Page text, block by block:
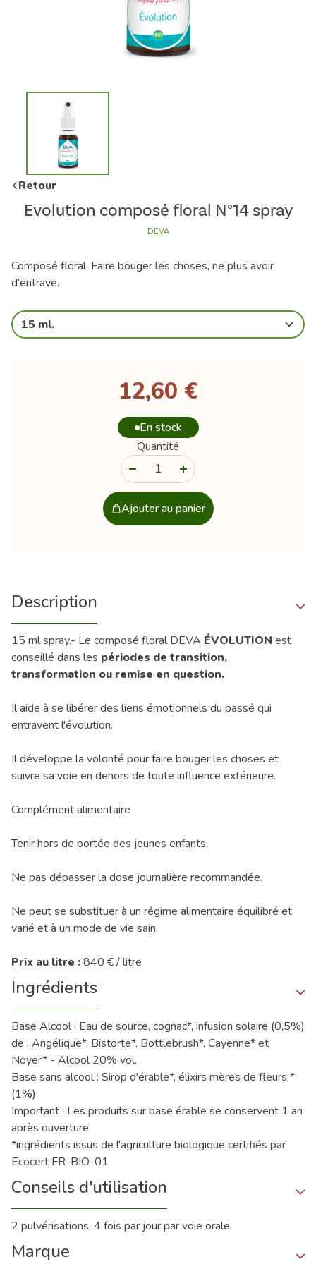
Retour
Evolution composé floral N°14 spray
DEVA
Composé floral. Faire bouger les choses, ne plus avoir
d'entrave.
15 ml.
12,60 €
En stock
Quantité
Ajouter au panier
Description
15 ml spray.- Le composé floral DEVA ÉVOLUTION est
conseillé dans les périodes de transition,
transformation ou remise en question.
Il aide à se libérer des liens émotionnels du passé qui
entravent l'évolution.
Il développe la volonté pour faire bouger les choses et
suivre sa voie en dehors de toute influence extérieure.
Complément alimentaire
Tenir hors de portée des jeunes enfants.
Ne pas dépasser la dose journalière recommandée.
Ne peut se substituer à un régime alimentaire équilibré et
varié et à un mode de vie sain.
Prix au litre :840 € / litre
Ingrédients
Base Alcool : Eau de source, cognac*, infusion solaire (0,5%)
de : Angélique*, Bistorte*, Bottlebrush*, Cayenne* et
Noyer* - Alcool 20% vol.
Base sans alcool : Sirop d'érable*, élixirs mères de fleurs *
(1%)
Important : Les produits sur base érable se conservent 1 an
après ouverture
*ingrédients issus de l'agriculture biologique certifiés par
Ecocert FR-BIO-01
Conseils d'utilisation
2 pulvérisations, 4 fois par jour par voie orale.
Marque